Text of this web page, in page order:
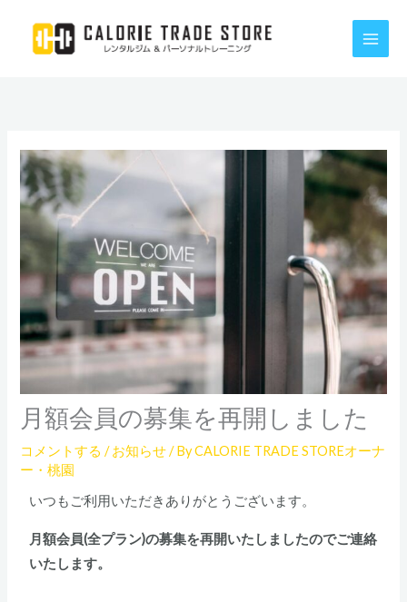
月額会員の募集を再開しました
コメントする /お知らせ/ ByCALORIE TRADE STOREオーナ
ー・桃園
いつもご利用いただきありがとうございます。
月額会員(全プラン)の募集を再開いたしましたのでご連絡
いたします。